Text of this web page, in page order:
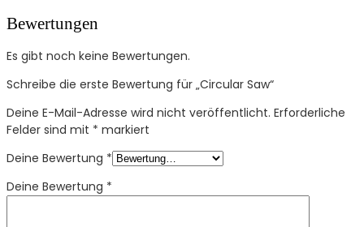
Bewertungen
Es gibt noch keine Bewertungen.
Schreibe die erste Bewertung für „Circular Saw“
Deine E-Mail-Adresse wird nicht veröffentlicht. Erforderliche
Felder sind mit * markiert
Deine Bewertung *
Deine Bewertung *